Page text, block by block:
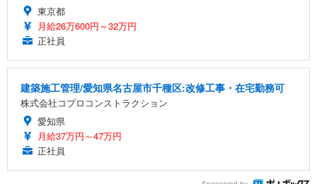
東京都
月給26万600円～32万円
正社員
建築施工管理/愛知県名古屋市千種区:改修工事・在宅勤務可
株式会社コプロコンストラクション
愛知県
月給37万円～47万円
正社員